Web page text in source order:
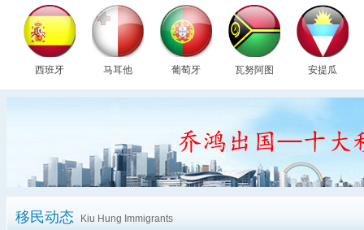
西班牙 马耳他 葡萄牙 瓦努阿图 安提瓜
移民动态 Kiu Hung Immigrants